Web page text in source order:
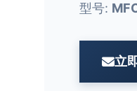
型号:
立